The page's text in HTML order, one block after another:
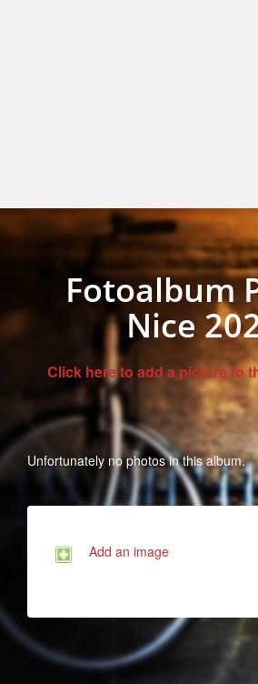
Fotoalbum
Nice
Click here to add a picture to
Unfortunately no photos in this album.
Add an image